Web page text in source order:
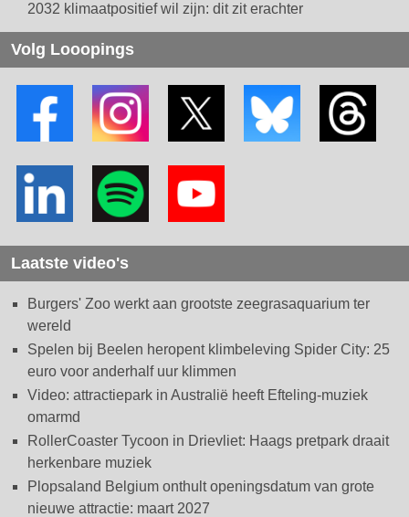
2032 klimaatpositief wil zijn: dit zit erachter
Volg Looopings
Laatste video's
Burgers' Zoo werkt aan grootste zeegrasaquarium ter
wereld
Spelen bij Beelen heropent klimbeleving Spider City: 25
euro voor anderhalf uur klimmen
Video: attractiepark in Australië heeft Efteling-muziek
omarmd
RollerCoaster Tycoon in Drievliet: Haags pretpark draait
herkenbare muziek
Plopsaland Belgium onthult openingsdatum van grote
nieuwe attractie: maart 2027